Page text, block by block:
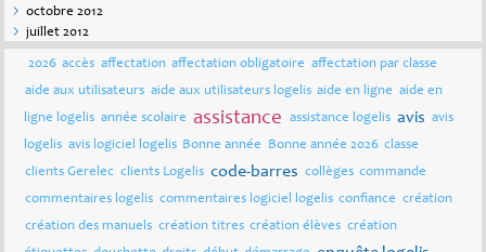
octobre 2012
juillet 2012
2026 accès affectation affectation obligatoire affectation par classe
aide aux utilisateurs aide aux utilisateurs logelis aide en ligne aide en
ligne logelis année scolaire assistance assistance logelis avis avis
logelis avis logiciel logelis Bonne année Bonne année 2026 classe
clients Gerelec clients Logelis code-barres collèges commande
commentaires logelis commentaires logiciel logelis confiance création
création des manuels création titres création élèves création